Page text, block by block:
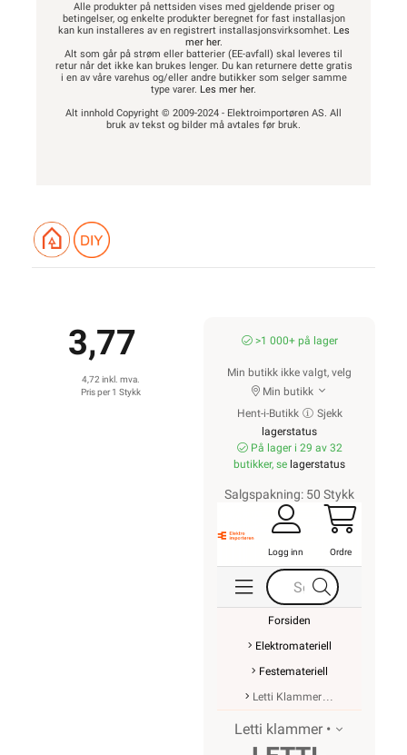
Alle produkter på nettsiden vises med gjeldende priser og
betingelser, og enkelte produkter beregnet for fast installasjon
kan kun installeres av en registrert installasjonsvirksomhet. Les
mer her.
Alt som går på strøm eller batterier (EE-avfall) skal leveres til
retur når det ikke kan brukes lenger. Du kan returnere dette gratis
i en av våre varehus og/eller andre butikker som selger samme
type varer. Les mer her.
Alt innhold Copyright © 2009-2024 - Elektroimportøren AS. All
bruk av tekst og bilder må avtales før bruk.
3,77
4,72 inkl. mva.
Pris per 1 Stykk
>1 000+ på lager
Min butikk ikke valgt, velg
Min butikk
Hent-i-Butikk
Sjekk
lagerstatus
På lager i 29 av 32
butikker, se lagerstatus
Salgspakning: 50 Stykk
Logg inn Ordre
Forsiden
Elektromateriell
Festemateriell
Letti Klammer
Letti klammer •